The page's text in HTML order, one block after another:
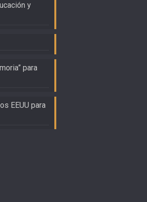
y
para
EEUU para